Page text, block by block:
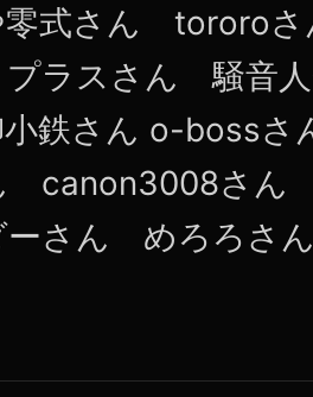
零式さん tororo
ラスさん 騒音
鉄さん o-boss
canon3008さん
ーさん めろろさ